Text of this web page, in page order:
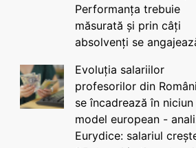
Performanța trebuie
măsurată și prin câți
absolvenți se
Evoluția salariilor
profesorilor din
se încadrează în niciun
model european -
Eurydice: salariul